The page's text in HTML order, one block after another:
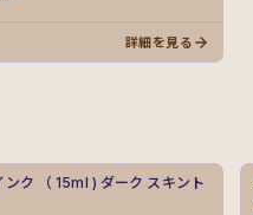
詳細を見る
ンク （ 15ml ) ダーク スキント